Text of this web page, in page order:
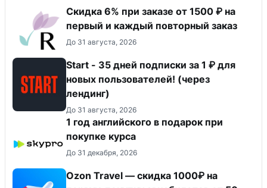
Скидка 6% при заказе от 1500 ₽ на
первый и каждый повторный заказ
До 31 августа, 2026
Start - 35 дней подписки за 1 ₽ для
новых пользователей! (через
лендинг)
До 31 августа, 2026
1 год английского в подарок при
покупке курса
До 31 декабря, 2026
Ozon Travel — скидка 1000₽ на